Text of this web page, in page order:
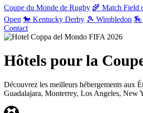
Coupe du Monde de Rugby 🌾 Match Field
Open 🐎 Kentucky Derby 🎾 Wimbledon 🏇
Contact
Hôtels pour la
Découvrez les meilleurs hébergements aux
Guadalajara, Monterrey, Los Angeles, New